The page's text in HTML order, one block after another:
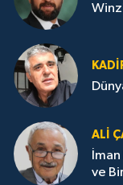
ALI
ve